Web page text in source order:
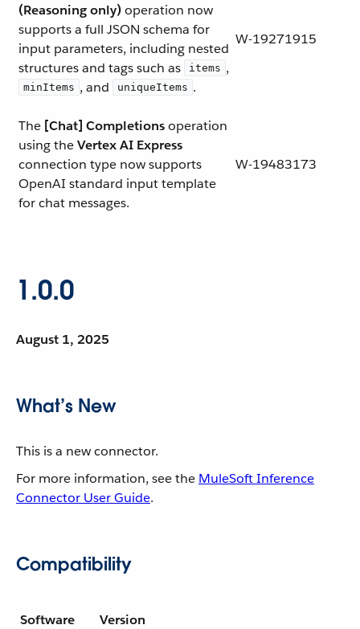
(Reasoning only)operation now
supports a full JSON schema for
input parameters, including nested
structures and tags such as
items ,
minItems , and uniqueItems .
W-19271915
The [Chat] Completionsoperation
using theVertex AI Express
connection type now supports
OpenAI standard input template
for chat messages.
W-19483173
1.0.0
August 1, 2025
What’s New
This is a new connector.
For more information, see the MuleSoft Inference
Connector User Guide.
Compatibility
Software
Version